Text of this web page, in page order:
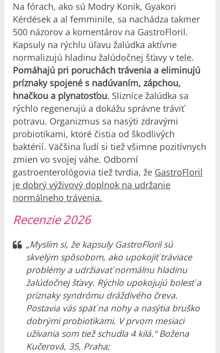
Na fórach, ako sú Modry Konik, Gyakori
Kérdések a al femminile, sa nachádza takmer
500 názorov a komentárov na GastroFloril.
Kapsuly na rýchlu úľavu žalúdka aktívne
normalizujú hladinu žalúdočnej šťavy v tele.
Pomáhajú pri poruchách trávenia a eliminujú
príznaky spojené s nadúvaním, zápchou,
hnačkou a plynatosťou. Sliznice žalúdka sa
rýchlo regenerujú a dokážu správne tráviť
potravu. Organizmus sa nasýti zdravými
probiotikami, ktoré čistia od škodlivých
baktérií. Väčšina ľudí si tiež všimne pozitívnych
zmien vo svojej váhe. Odborní
gastroenterológovia tiež tvrdia, že GastroFloril
je dobrý výživový doplnok na udržanie
normálneho trávenia.
Recenzie 2026
„Myslím si, že kapsuly GastroFloril sú
skvelým spôsobom, ako upokojiť tráviace
problémy a udržiavať normálnu hladinu
žalúdočnej šťavy. Rýchlo upokojujú bolesť a
príznaky syndrómu dráždivého čreva.
Postavia vás späť na nohy a nasýtia bruško
dobrými probiotikami. V prvom mesiaci
užívania som tiež schudla 4 kilá.“ Božena
Kučerová, 35, Praha;